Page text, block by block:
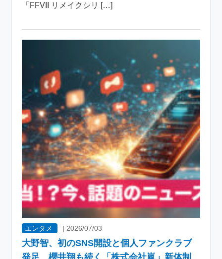
「FFVII リメイクシリ […]
エンタメ | 2026/07/03
大野智、初のSNS開設と個人ファンクラブ
発足 櫻井翔も続く「株式会社嵐」新体制